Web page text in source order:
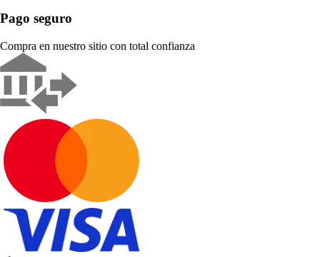
Pago seguro
Compra en nuestro sitio con total confianza